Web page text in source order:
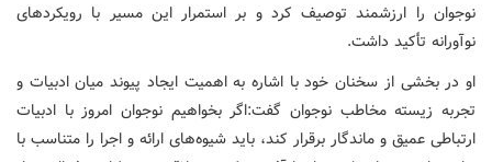
نوجوان را ارزشمند توصیف کرد و بر استمرار این مسیر با رویکردهای
نوآورانه تأکید داشت.
او در بخشی از سخنان خود با اشاره به اهمیت ایجاد پیوند میان ادبیات و
تجربه زیسته مخاطب نوجوان گفت:اگر بخواهیم نوجوان امروز با ادبیات
ارتباطی عمیق و ماندگار برقرار کند، باید شیوه‌های ارائه و اجرا را متناسب با